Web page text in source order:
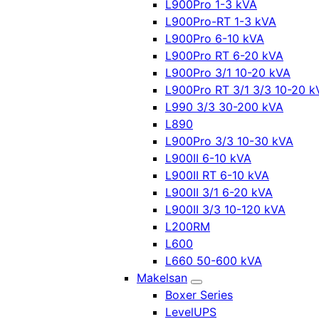
L900Pro 1-3 kVA
L900Pro-RT 1-3 kVA
L900Pro 6-10 kVA
L900Pro RT 6-20 kVA
L900Pro 3/1 10-20 kVA
L900Pro RT 3/1 3/3 10-20
L990 3/3 30-200 kVA
L890
L900Pro 3/3 10-30 kVA
L900II 6-10 kVA
L900II RT 6-10 kVA
L900II 3/1 6-20 kVA
L900II 3/3 10-120 kVA
L200RM
L600
L660 50-600 kVA
Makelsan
Boxer Series
LevelUPS